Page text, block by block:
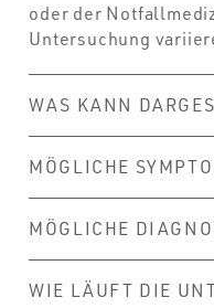
oder der
Untersuchung
WAS KANN
MÖGLICHE
MÖGLICHE
WIE LÄUFT DIE